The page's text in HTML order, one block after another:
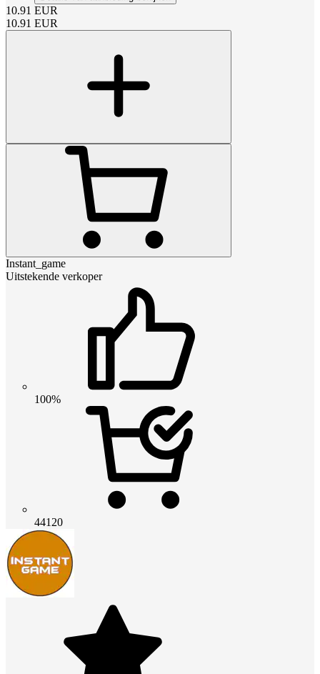
10.91 EUR
10.91 EUR
Instant_game
Uitstekende verkoper
100%
44120